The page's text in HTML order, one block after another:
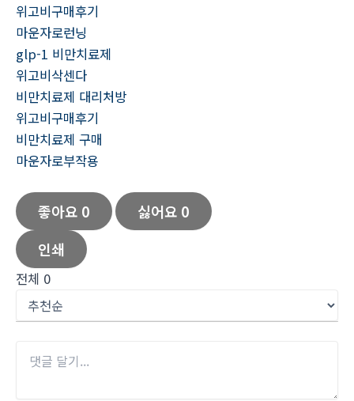
위고비구매후기
마운자로런닝
glp-1 비만치료제
위고비삭센다
비만치료제 대리처방
위고비구매후기
비만치료제 구매
마운자로부작용
좋아요 0 싫어요 0
인쇄
전체 0